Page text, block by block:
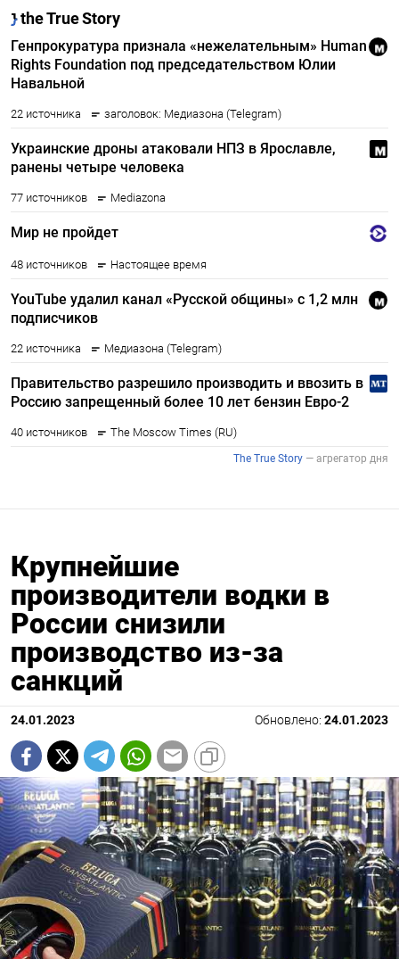
Крупнейшие
производители водки в
России снизили
производство из-за
санкций
24.01.2023 Обновлено: 24.01.2023